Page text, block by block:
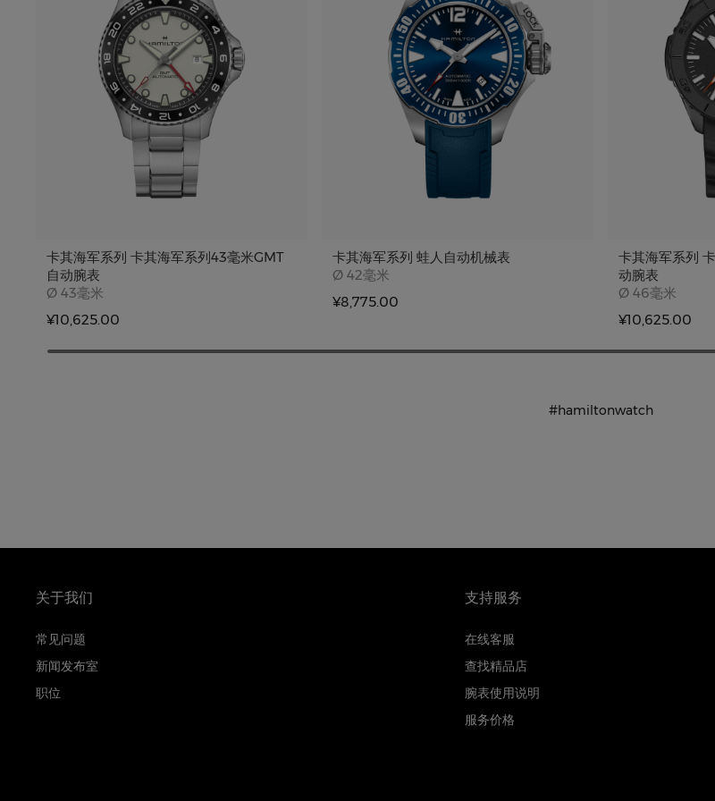
卡其海军系列 卡其海军系列43毫米GMT
自动腕表
Ø Case size
43毫米
¥10,625.00
卡其海军系列 蛙人自动机械表
Ø Case size
42毫米
¥8,775.00
卡其海军系列
动腕表
Ø Case size
46毫米
¥10,625.00
#hamiltonwatch
关于我们
常见问题
新闻发布室
职位
支持服务
在线客服
查找精品店
腕表使用说明
服务价格